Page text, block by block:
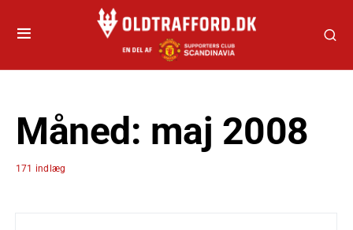
Måned: maj 2008
171 indlæg